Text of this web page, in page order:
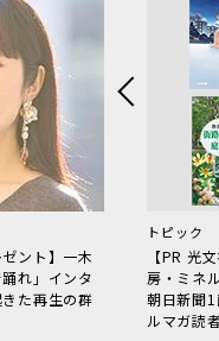
ント】一木
れ」インタ
た再生の群
トピック
【PR 光
房・ミネ
朝日新聞
ルマガ読